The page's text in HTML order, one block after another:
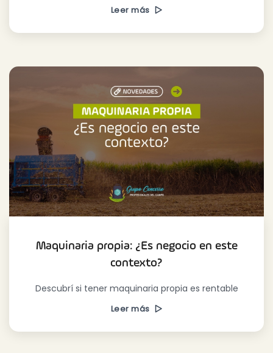
Leer más
Maquinaria propia: ¿Es negocio en este
contexto?
Descubrí si tener maquinaria propia es rentable
Leer más